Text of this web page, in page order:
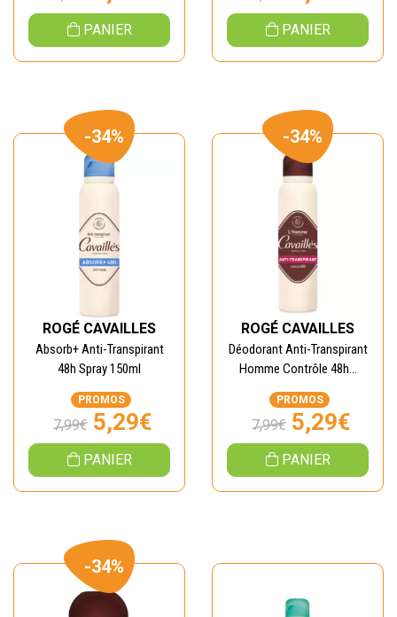
PANIER PANIER
-34%
ROGÉ CAVAILLES
Absorb+ Anti-Transpirant
48h Spray 150ml
PROMOS
7,99€ 5,29€
PANIER
-34%
ROGÉ CAVAILLES
Déodorant Anti-Transpirant
Homme Contrôle 48h...
PROMOS
7,99€ 5,29€
PANIER
-34%